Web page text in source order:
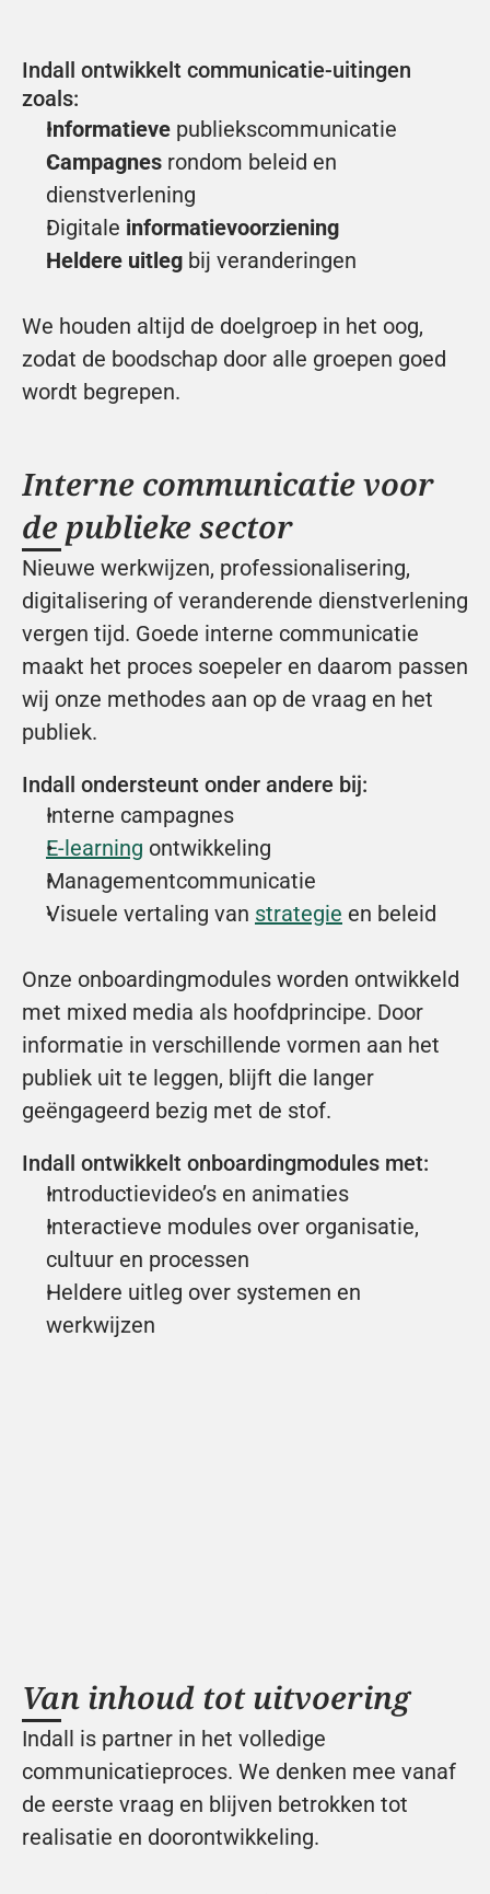
Indall ontwikkelt communicatie-uitingen
zoals:
Informatieve publiekscommunicatie
Campagnes rondom beleid en
dienstverlening
Digitale informatievoorziening
Heldere uitleg bij veranderingen
We houden altijd de doelgroep in het oog,
zodat de boodschap door alle groepen goed
wordt begrepen.
Interne communicatie voor
de publieke sector
Nieuwe werkwijzen, professionalisering,
digitalisering of veranderende dienstverlening
vergen tijd. Goede interne communicatie
maakt het proces soepeler en daarom passen
wij onze methodes aan op de vraag en het
publiek.
Indall ondersteunt onder andere bij:
Interne campagnes
E-learning ontwikkeling
Managementcommunicatie
Visuele vertaling van strategie en beleid
Onze onboardingmodules worden ontwikkeld
met mixed media als hoofdprincipe. Door
informatie in verschillende vormen aan het
publiek uit te leggen, blijft die langer
geëngageerd bezig met de stof.
Indall ontwikkelt onboardingmodules met:
Introductievideo’s en animaties
Interactieve modules over organisatie,
cultuur en processen
Heldere uitleg over systemen en
werkwijzen
Van inhoud tot uitvoering
Indall is partner in het volledige
communicatieproces. We denken mee vanaf
de eerste vraag en blijven betrokken tot
realisatie en doorontwikkeling.